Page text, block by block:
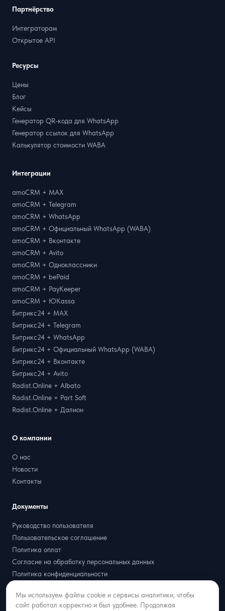
Интеграции
amoCRM + MAX
amoCRM + Telegram
amoCRM + WhatsApp
amoCRM + Официальный WhatsApp (WABA)
amoCRM + Вконтакте
amoCRM + Avito
amoCRM + Одноклассники
amoCRM + bePaid
amoCRM + PayKeeper
amoCRM + ЮKassa
Битрикс24 + MAX
Битрикс24 + Telegram
Битрикс24 + WhatsApp
Битрикс24 + Официальный WhatsApp (WABA)
Битрикс24 + Вконтакте
Битрикс24 + Avito
Radist.Online + Albato
Radist.Online + Part Soft
Radist.Online + Далион
Партнёрство
Интеграторам
Открытое API
Ресурсы
Цены
Блог
Кейсы
Генератор QR-кода для WhatsApp
Генератор ссылок для WhatsApp
Калькулятор стоимости WABA
О компании
О нас
Новости
Контакты
Документы
Руководство пользователя
Пользовательское соглашение
Политика оплат
Согласие на обработку персональных данных
Политика конфиденциальности
Партнёрская оферта
Мы используем файлы cookie и сервисы аналитики, чтобы
сайт работал корректно и был удобнее. Продолжая